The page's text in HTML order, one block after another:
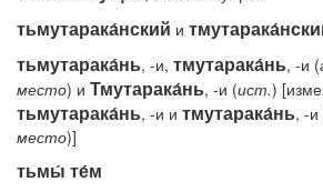
тьмутарака́нский и
тьмутарака́нь, -и, тмутарака́нь, -и (
место) и Тмутарака́нь, -и (ист.)
тьмутарака́нь, -и и тмутарака́нь, -и
место)]
тьмы́ те́м